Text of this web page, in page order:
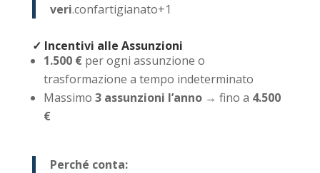
veri.confartigianato+1
✓ Incentivi alle Assunzioni
1.500 €per ogni assunzione o
trasformazione a tempo indeterminato
Massimo 3 assunzioni l’anno→ fino a 4.500
€
Perché conta: